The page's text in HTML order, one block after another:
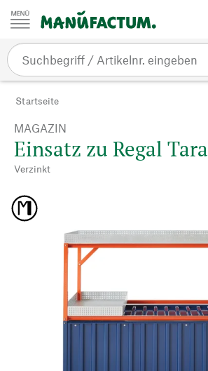
Zum Inhalt springen
Startseite
MAGAZIN
Einsatz zu Regal Tara
Verzinkt